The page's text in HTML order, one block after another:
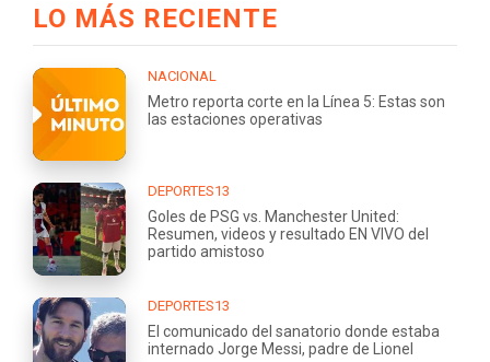
LO MÁS RECIENTE
NACIONAL
Metro reporta corte en la Línea 5: Estas son
las estaciones operativas
DEPORTES13
Goles de PSG vs. Manchester United:
Resumen, videos y resultado EN VIVO del
partido amistoso
DEPORTES13
El comunicado del sanatorio donde estaba
internado Jorge Messi, padre de Lionel